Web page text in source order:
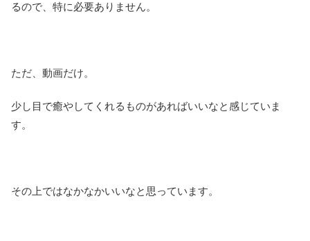
るので、特に必要ありません。
ただ、動画だけ。
少し目で癒やしてくれるものがあればいいなと感じていま
す。
その上ではなかなかいいなと思っています。